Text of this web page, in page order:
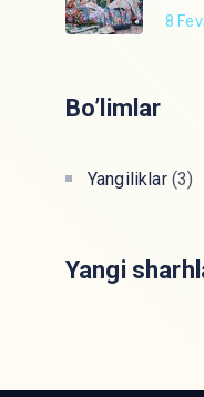
8
Bo’limlar
Yangiliklar(3)
Yangi